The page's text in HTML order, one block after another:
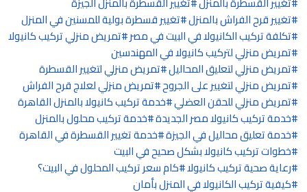
تغيير قرح الفراش بالمنزل تغيير قسطرة بولية للمسنين في المنزل
تكلفة تركيب الكانيولا في البيت في مصر تمريض منزلي تركيب كانيولا
تمريض منزلي لتركيب كانيولا في المهندسين
تمريض منزلي لتعليق المحاليل تمريض منزلي لتغيير القسطرة
تمريض منزلي لتغيير على الجروح تمريض منزلي لعلاج قرح الفراش
تمريض منزلي للحقن العضلي خدمة تركيب كانيولا بالمنزل القاهرة
خدمة تركيب كانيولا مصر الجديدة خدمة تركيب محلول بالمنزل
خدمة تعليق محاليل في الجيزة خدمة تغيير القسطرة في القاهرة
خطوات تركيب كانيولا بشكل صحيح في البيت
رعاية صحية تركيب كانيولا كام سعر تركيب المحلول في البيت؟
كيفية تركيب الكانيولا في المنزل بأمان